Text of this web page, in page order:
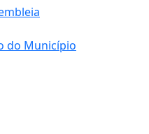
do Município